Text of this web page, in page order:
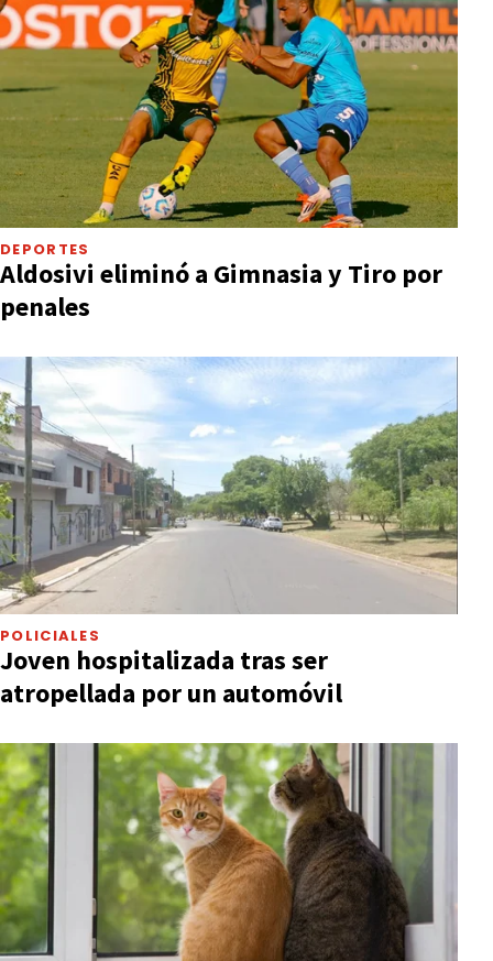
DEPORTES
Aldosivi eliminó a Gimnasia y Tiro por
penales
POLICIALES
Joven hospitalizada tras ser
atropellada por un automóvil